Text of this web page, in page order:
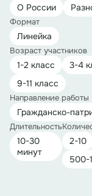
О России
Формат
Линейка
Возраст участников
1-2 класс 3-4
9-11 класс
Направление работы
Гражданско-
Длительность
10-30
минут
2-10
500-